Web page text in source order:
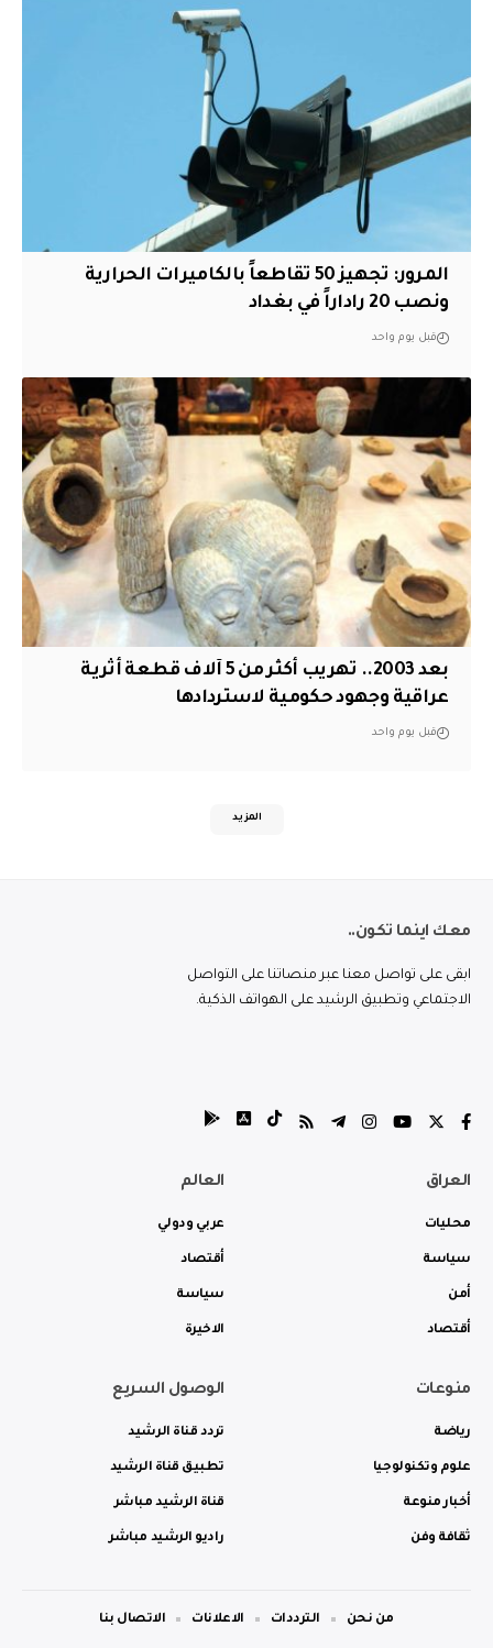
المرور: تجهيز 50 تقاطعاً بالكاميرات الحرارية
ونصب 20 راداراً في بغداد
قبل يوم واحد
بعد 2003.. تهريب أكثر من 5 آلاف قطعة أثرية
عراقية وجهود حكومية لاستردادها
قبل يوم واحد
المزيد
معك اينما تكون..
ابقى على تواصل معنا عبر منصاتنا على التواصل
الاجتماعي وتطبيق الرشيد على الهواتف الذكية.
العراق
محليات
سياسة
أمن
أقتصاد
العالم
عربي ودولي
أقتصاد
سياسة
الاخيرة
منوعات
رياضة
علوم وتكنولوجيا
أخبار منوعة
ثقافة وفن
الوصول السريع
تردد قناة الرشيد
تطبيق قناة الرشيد
قناة الرشيد مباشر
راديو الرشيد مباشر
من نحن الترددات الاعلانات الاتصال بنا